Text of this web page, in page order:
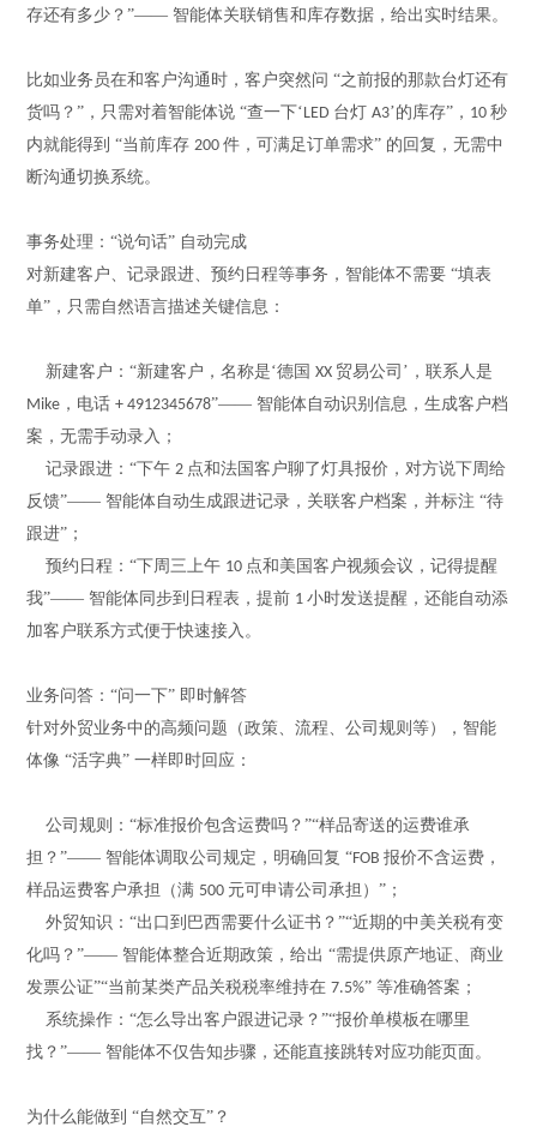
存还有多少？”—— 智能体关联销售和库存数据，给出实时结果。
比如业务员在和客户沟通时，客户突然问 “之前报的那款台灯还有
货吗？”，只需对着智能体说 “查一下‘LED 台灯A3’的库存”， 10秒
内就能得到 “当前库存 200件，可满足订单需求” 的回复，无需中
断沟通切换系统。
事务处理：“说句话” 自动完成
对新建客户、记录跟进、预约日程等事务，智能体不需要 “填表
单”，只需自然语言描述关键信息：
新建客户：“新建客户，名称是‘德国XX 贸易公司’，联系人是
Mike ，电话+ 4912345678”—— 智能体自动识别信息，生成客户档
案，无需手动录入；
记录跟进：“下午 2 点和法国客户聊了灯具报价，对方说下周给
反馈”—— 智能体自动生成跟进记录，关联客户档案，并标注 “待
跟进”；
预约日程：“下周三上午 10 点和美国客户视频会议，记得提醒
我”—— 智能体同步到日程表，提前 1小时发送提醒，还能自动添
加客户联系方式便于快速接入。
业务问答：“问一下” 即时解答
针对外贸业务中的高频问题（政策、流程、公司规则等），智能
体像 “活字典” 一样即时回应：
公司规则：“标准报价包含运费吗？”“样品寄送的运费谁承
担？”—— 智能体调取公司规定，明确回复 “FOB报价不含运费，
样品运费客户承担（满 500 元可申请公司承担）”；
外贸知识：“出口到巴西需要什么证书？”“近期的中美关税有变
化吗？”—— 智能体整合近期政策，给出 “需提供原产地证、商业
发票公证”“当前某类产品关税税率维持在7.5%” 等准确答案；
系统操作：“怎么导出客户跟进记录？”“报价单模板在哪里
找？”—— 智能体不仅告知步骤，还能直接跳转对应功能页面。
为什么能做到 “自然交互”？